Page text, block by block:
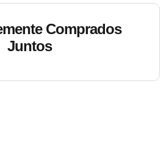
Comprados
Juntos